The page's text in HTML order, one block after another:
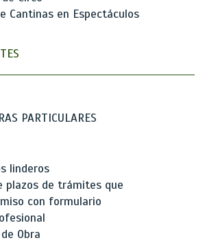
Cantinas en Espectáculos
PARTICULARES
linderos
plazos de trámites que
con formulario
Obra